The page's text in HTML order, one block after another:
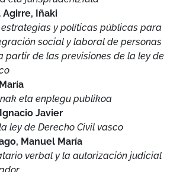
de las previsiones de la ley de
eta enplegu publikoa
Javier
ley de Derecho Civil vasco
Manuel María
verbal y la autorización judicial
Javier